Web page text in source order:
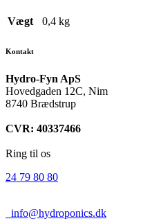
Vægt 0,4 kg
Kontakt
Hydro-Fyn ApS
Hovedgaden 12C, Nim
8740 Brædstrup
CVR: 40337466
Ring til os
24 79 80 80
info@hydroponics.dk